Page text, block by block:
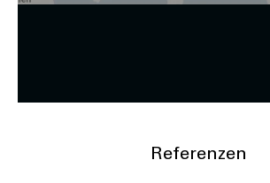
Referenzen